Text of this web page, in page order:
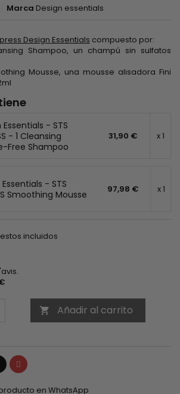
Marca Design essentials
Design Essentials compuesto por:
Shampoo, un champú sin sulfatos
Mousse, una mousse alisadora Fini
Essentials - STS
- 1 Cleansing
Free Shampoo
31,90 € x 1
- STS
Smoothing Mousse
97,98 € x 1
incluidos
 Añadir al carrito
Tuitear Pinterest
en WhatsApp